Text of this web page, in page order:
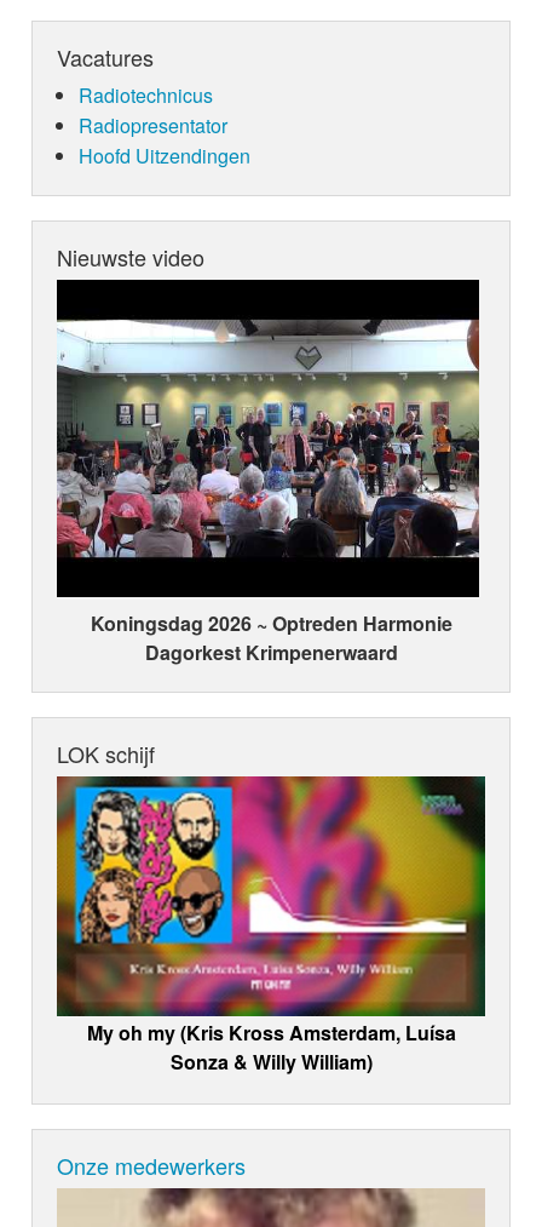
Vacatures
Radiotechnicus
Radiopresentator
Hoofd Uitzendingen
Nieuwste video
Koningsdag 2026 ~ Optreden Harmonie
Dagorkest Krimpenerwaard
LOK schijf
My oh my (Kris Kross Amsterdam, Luísa
Sonza & Willy William)
Onze medewerkers